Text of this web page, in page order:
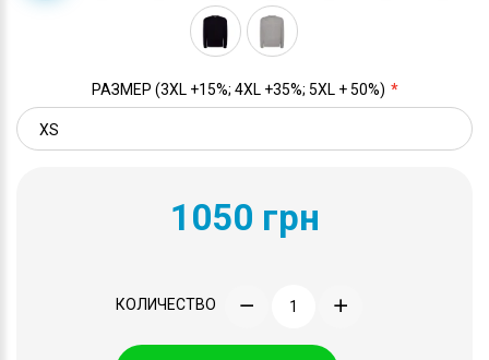
РАЗМЕР (3XL +15%; 4XL +35%; 5XL + 50%)
1050 грн
КОЛИЧЕСТВО